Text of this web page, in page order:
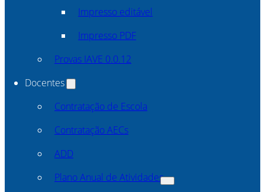
Impresso editável
Impresso PDF
Provas IAVE 0.0.12
Docentes
Contratação de Escola
Contratação AECs
ADD
Plano Anual de Atividades